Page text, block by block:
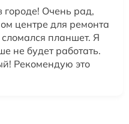
городе! Очень рад,
центре для ремонта
планшет. Я
не будет работать.
Рекомендую это